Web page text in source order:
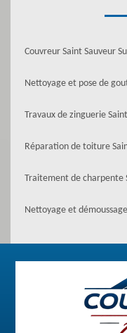
Couvreur Saint Sauveur
Nettoyage et pose de
Travaux de zinguerie
Réparation de toiture
Traitement de charpente
Nettoyage et